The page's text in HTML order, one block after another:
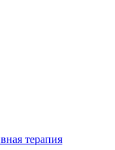
терапия